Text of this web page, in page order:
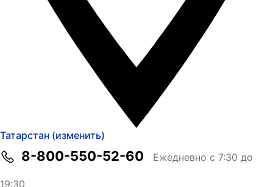
Татарстан (изменить)
8-800-550-52-60 Ежедневно с 7:30 до
19:30